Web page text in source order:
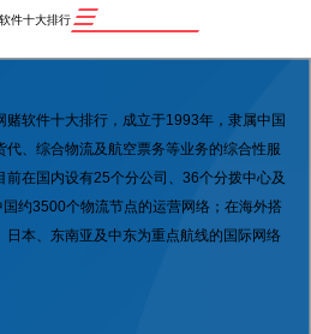
件十大排行
软件十大排行，成立于1993年，隶属中国
代、综合物流及航空票务等业务的综合性服
在国内设有25个分公司、36个分拨中心及
约3500个物流节点的运营网络；在海外搭
本、东南亚及中东为重点航线的国际网络